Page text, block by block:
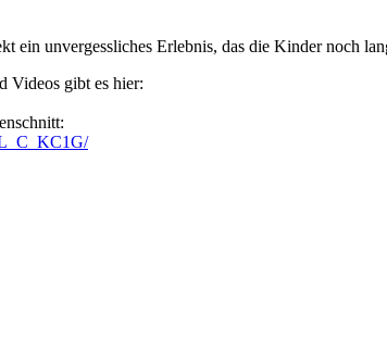
ein unvergessliches Erlebnis, das die Kinder noch
Videos gibt es hier: